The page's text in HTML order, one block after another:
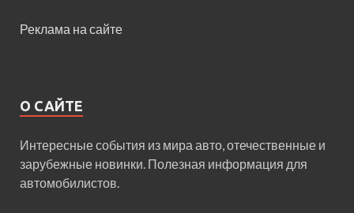
Реклама на сайте
О САЙТЕ
Интересные события из мира авто, отечественные и
зарубежные новинки. Полезная информация для
автомобилистов.